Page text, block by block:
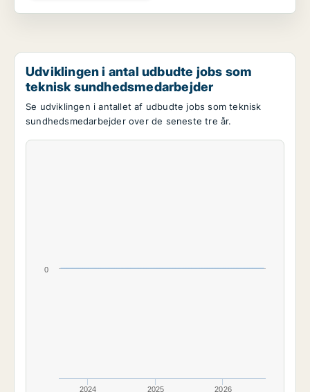
Udviklingen i antal udbudte jobs som
teknisk sundhedsmedarbejder
Se udviklingen i antallet af udbudte jobs som teknisk
sundhedsmedarbejder over de seneste tre år.
2024 2025 2026
0